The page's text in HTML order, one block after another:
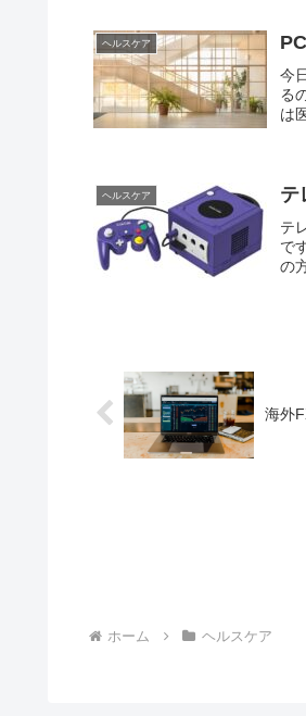
ヘルスケア
今
る
は
ヘルスケア テ
テ
で
の
海外
ホーム ヘルスケア